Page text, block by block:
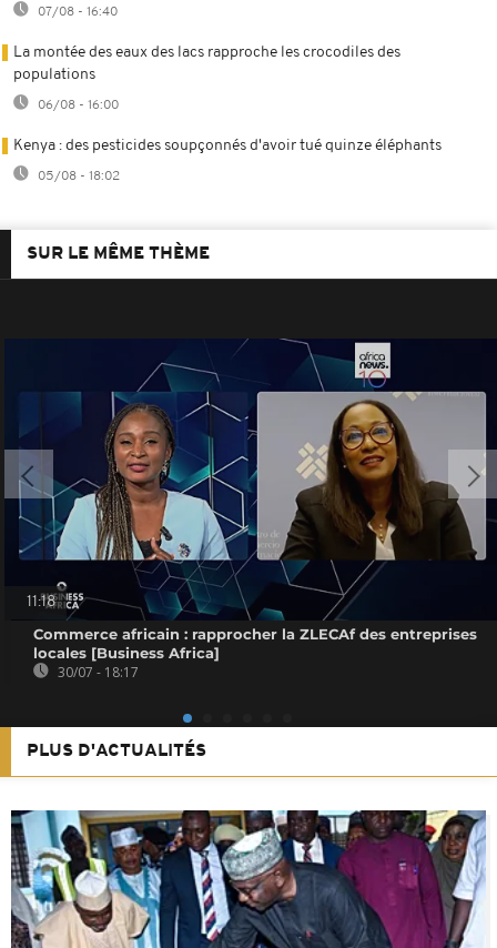
07/08 - 16:40
La montée des eaux des lacs rapproche les crocodiles des
populations
06/08 - 16:00
Kenya : des pesticides soupçonnés d'avoir tué quinze éléphants
05/08 - 18:02
SUR LE MÊME THÈME
11:18
Commerce africain : rapprocher la ZLECAf des entreprises
locales [Business Africa]
30/07 - 18:17
PLUS D'ACTUALITÉS